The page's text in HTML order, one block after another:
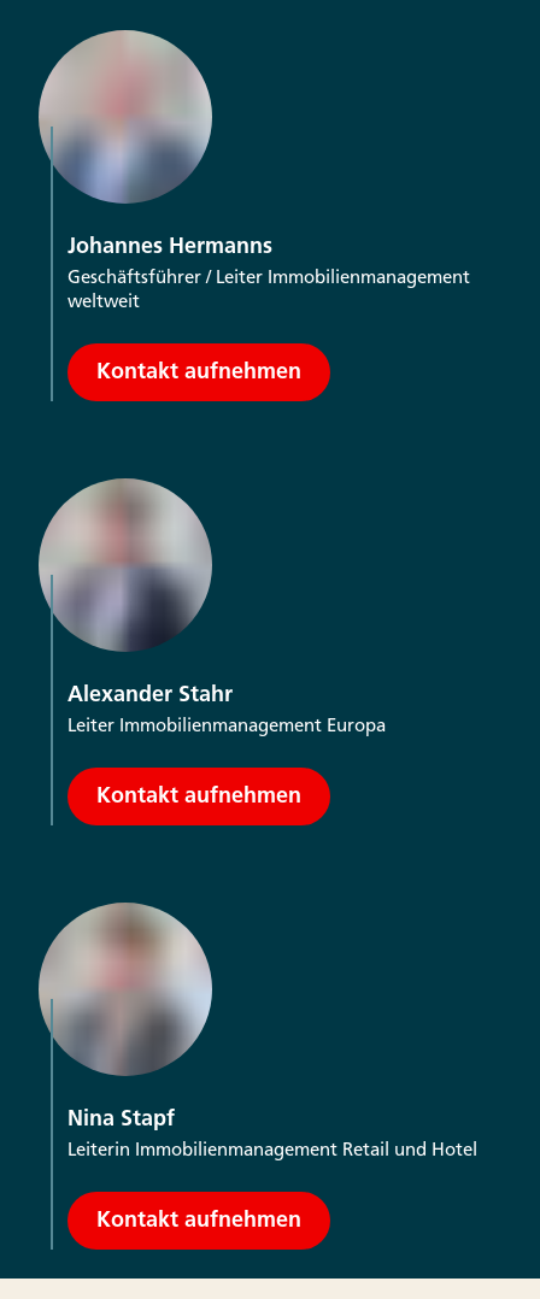
Johannes Hermanns
Geschäftsführer / Leiter Immobilienmanagement
weltweit
Kontakt aufnehmen
Alexander Stahr
Leiter Immobilienmanagement Europa
Kontakt aufnehmen
Nina Stapf
Leiterin Immobilienmanagement Retail und Hotel
Kontakt aufnehmen